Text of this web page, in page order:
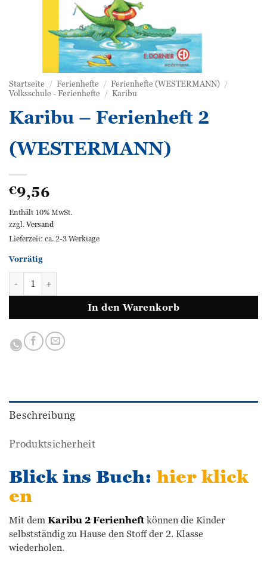
Startseite / Ferienhefte / Ferienhefte (WESTERMANN) /
Volksschule - Ferienhefte / Karibu
Karibu – Ferienheft 2
(WESTERMANN)
€9,56
Enthält 10% MwSt.
zzgl.Versand
Lieferzeit: ca. 2-3 Werktage
Vorrätig
Karibu - Ferienheft 2 (WESTERMANN) Menge
In den Warenkorb
Beschreibung
Produktsicherheit
Blick ins Buch: hier klick
en
Mit demKaribu 2 Ferienheftkönnen die Kinder
selbstständig zu Hause den Stoff der 2. Klasse
wiederholen.